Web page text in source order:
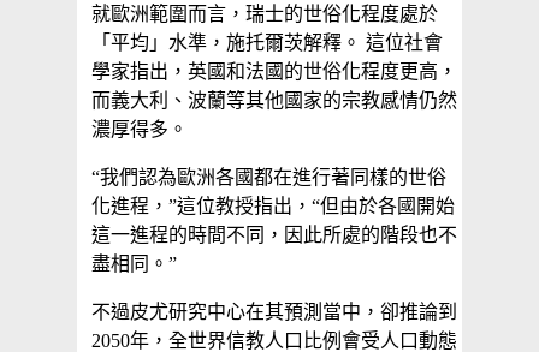
就歐洲範圍而言，瑞士的世俗化程度處於
「平均」水準，施托爾茨解釋。 這位社會
學家指出，英國和法國的世俗化程度更高，
而義大利、波蘭等其他國家的宗教感情仍然
濃厚得多。
“我們認為歐洲各國都在進行著同樣的世俗
化進程，”這位教授指出，“但由於各國開始
這一進程的時間不同，因此所處的階段也不
盡相同。”
不過皮尤研究中心在其預測當中，卻推論到
2050年，全世界信教人口比例會受人口動態